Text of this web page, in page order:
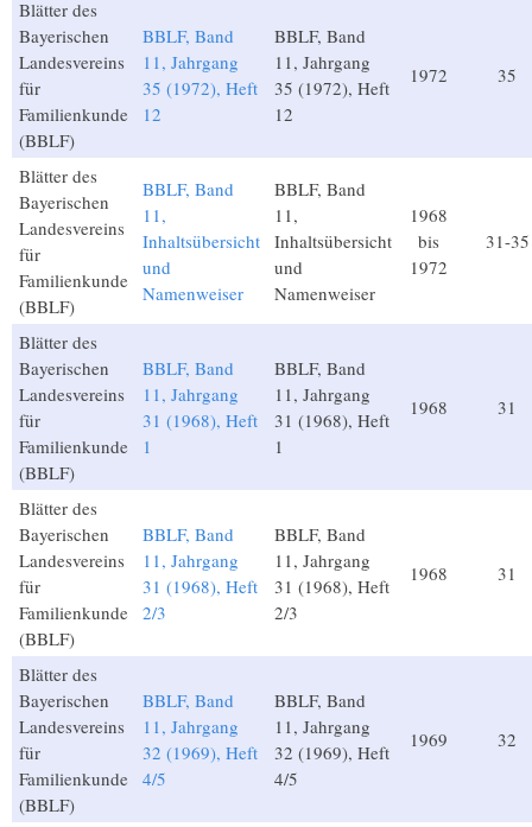
Blätter des
Bayerischen
Landesvereins
für
Familienkunde
(BBLF)
BBLF, Band
11, Jahrgang
35 (1972), Heft
12
BBLF, Band
11, Jahrgang
35 (1972), Heft
12
1972 35
Blätter des
Bayerischen
Landesvereins
für
Familienkunde
(BBLF)
BBLF, Band
11,
Inhaltsübersicht
und
Namenweiser
BBLF, Band
11,
Inhaltsübersicht
und
Namenweiser
1968
bis
1972
31-35
Blätter des
Bayerischen
Landesvereins
für
Familienkunde
(BBLF)
BBLF, Band
11, Jahrgang
31 (1968), Heft
1
BBLF, Band
11, Jahrgang
31 (1968), Heft
1
1968 31
Blätter des
Bayerischen
Landesvereins
für
Familienkunde
(BBLF)
BBLF, Band
11, Jahrgang
31 (1968), Heft
2/3
BBLF, Band
11, Jahrgang
31 (1968), Heft
2/3
1968 31
Blätter des
Bayerischen
Landesvereins
für
Familienkunde
(BBLF)
BBLF, Band
11, Jahrgang
32 (1969), Heft
4/5
BBLF, Band
11, Jahrgang
32 (1969), Heft
4/5
1969 32